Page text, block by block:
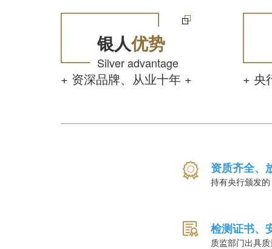
银人优势
Silver advantage
+ 资深品牌、从业十年 + + 央
资质齐全、
持有央行颁发
检测证书、
质监部门出具